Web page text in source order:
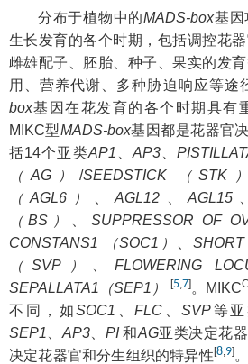
分布于植物中的MADS-box基因
生长发育的各个时期，包括调控花
雌雄配子、胚胎、种子、果实的发
用、营养代谢、多种胁迫响应等途
box基因在花发育的各个时期具有
MIKC型MADS-box基因都是花器官
括14个亚类AP1 、AP3 、
（AG） /SEEDSTICK （STK）
（AGL6）
、AGL12 AGL15
（BS）
SUPPRESSOR OF
CONSTANS1 （SOC1）
SHORT
（SVP）
、FLOWERING
SEPALLATA1（SEP1）
[5,7]。MIKCC
不同，如SOC1 、FLC 、SVP等
SEP1
AP3、 PI和AG亚类决定花
决定花器官和分生组织的特异性[8, 9]